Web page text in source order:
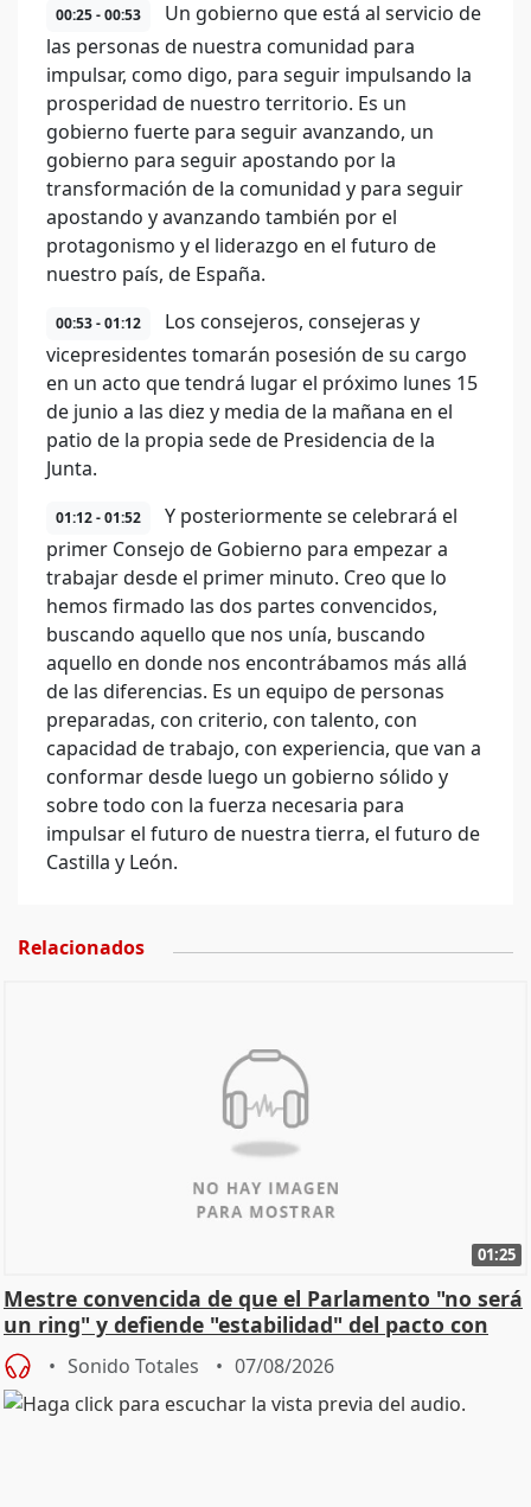
00:25 - 00:53
Un gobierno que está al servicio de
las personas de nuestra comunidad para
impulsar, como digo, para seguir impulsando la
prosperidad de nuestro territorio. Es un
gobierno fuerte para seguir avanzando, un
gobierno para seguir apostando por la
transformación de la comunidad y para seguir
apostando y avanzando también por el
protagonismo y el liderazgo en el futuro de
nuestro país, de España.
00:53 - 01:12
Los consejeros, consejeras y
vicepresidentes tomarán posesión de su cargo
en un acto que tendrá lugar el próximo lunes 15
de junio a las diez y media de la mañana en el
patio de la propia sede de Presidencia de la
Junta.
01:12 - 01:52
Y posteriormente se celebrará el
primer Consejo de Gobierno para empezar a
trabajar desde el primer minuto. Creo que lo
hemos firmado las dos partes convencidos,
buscando aquello que nos unía, buscando
aquello en donde nos encontrábamos más allá
de las diferencias. Es un equipo de personas
preparadas, con criterio, con talento, con
capacidad de trabajo, con experiencia, que van a
conformar desde luego un gobierno sólido y
sobre todo con la fuerza necesaria para
impulsar el futuro de nuestra tierra, el futuro de
Castilla y León.
Relacionados
01:25
Mestre convencida de que el Parlamento "no será
un ring" y defiende "estabilidad" del pacto con
Vox
Sonido Totales 07/08/2026